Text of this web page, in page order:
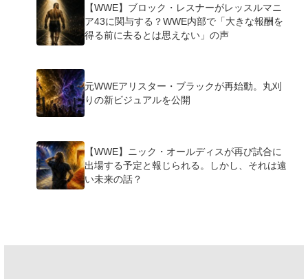
【WWE】ブロック・レスナーがレッスルマニ
ア43に関与する？WWE内部で「大きな報酬を
得る前に去るとは思えない」の声
元WWEアリスター・ブラックが再始動。丸刈
りの新ビジュアルを公開
【WWE】ニック・オールディスが再び試合に
出場する予定と報じられる。しかし、それは遠
い未来の話？